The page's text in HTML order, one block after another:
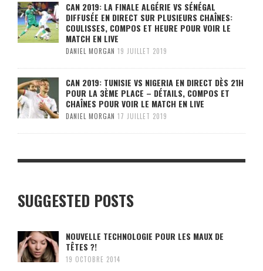
CAN 2019: LA FINALE ALGÉRIE VS SÉNÉGAL
DIFFUSÉE EN DIRECT SUR PLUSIEURS CHAÎNES:
COULISSES, COMPOS ET HEURE POUR VOIR LE
MATCH EN LIVE
DANIEL MORGAN 19 JUILLET 2019
CAN 2019: TUNISIE VS NIGERIA EN DIRECT DÈS 21H
POUR LA 3ÈME PLACE – DÉTAILS, COMPOS ET
CHAÎNES POUR VOIR LE MATCH EN LIVE
DANIEL MORGAN 17 JUILLET 2019
SUGGESTED POSTS
NOUVELLE TECHNOLOGIE POUR LES MAUX DE
TÊTES ?!
19 OCTOBRE 2014